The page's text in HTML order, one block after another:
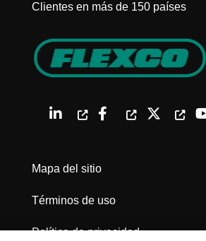
Clientes en más de 150 países
Mapa del sitio
Términos de uso
Política de privacidad